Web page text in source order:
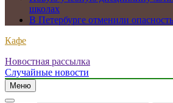
школах
В Петербурге отменили
Кафе
Новостная рассылка
Случайные новости
Меню